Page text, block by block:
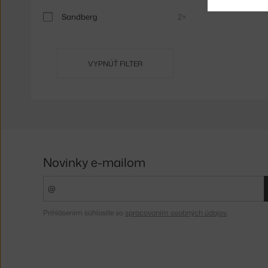
Sandberg 2×
VYPNÚŤ FILTER
Novinky e-mailom
Prihlásením súhlasíte so spracovaním osobných údajov